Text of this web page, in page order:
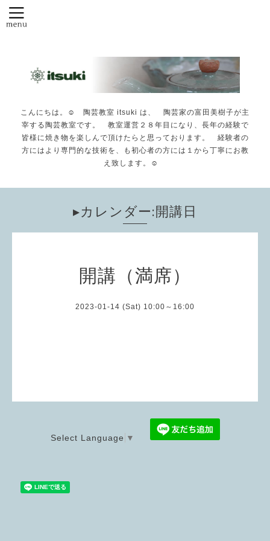
こんにちは。☺️ 陶芸教室 itsuki は、 陶芸家の富田美樹子が主
宰する陶芸教室です。 教室運営２８年目になり、長年の経験で
皆様に焼き物を楽しんで頂けたらと思っております。 経験者の
方にはより専門的な技術を、も初心者の方には１から丁寧にお教
え致します。☺️
▸カレンダー:開講日
開講（満席）
2023-01-14 (Sat) 10:00～16:00
Select Language ▼